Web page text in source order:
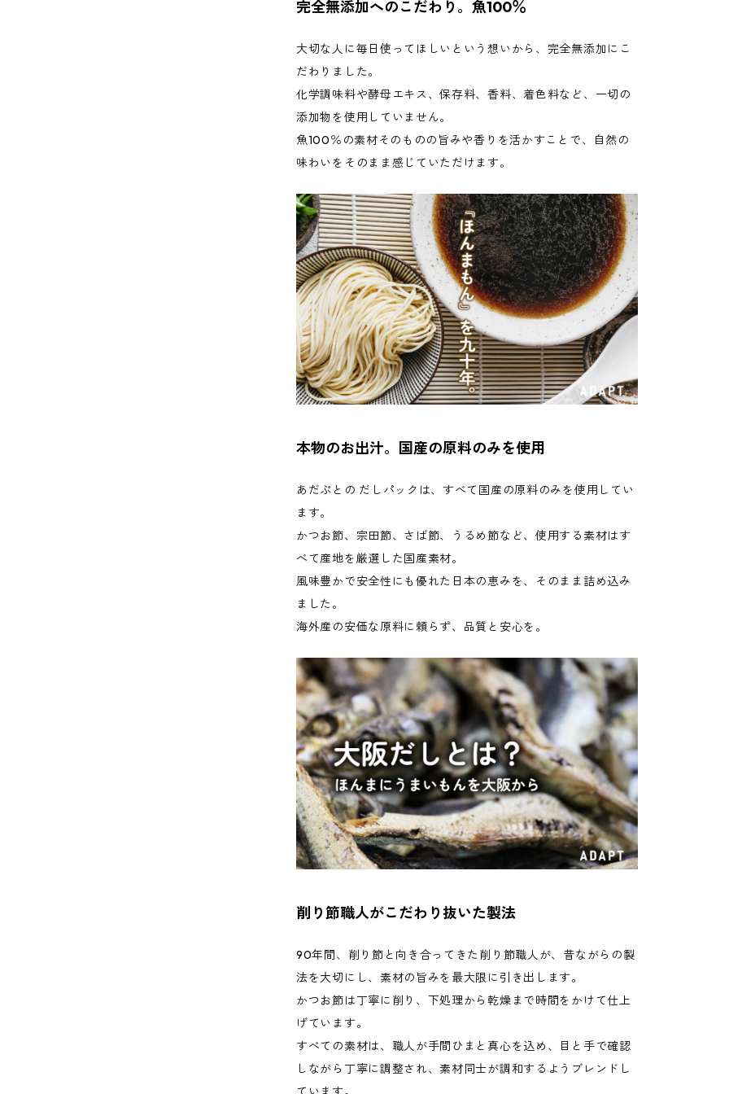
完全無添加へのこだわり。魚100％
大切な人に毎日使ってほしいという想いから、完全無添加にこ
だわりました。
化学調味料や酵母エキス、保存料、香料、着色料など、一切の
添加物を使用していません。
魚100％の素材そのものの旨みや香りを活かすことで、自然の
味わいをそのまま感じていただけます。
本物のお出汁。国産の原料のみを使用
あだぷとの だしパックは、すべて国産の原料のみを使用してい
ます。
かつお節、宗田節、さば節、うるめ節など、使用する素材はす
べて産地を厳選した国産素材。
風味豊かで安全性にも優れた日本の恵みを、そのまま詰め込み
ました。
海外産の安価な原料に頼らず、品質と安心を。
削り節職人がこだわり抜いた製法
90年間、削り節と向き合ってきた削り節職人が、昔ながらの製
法を大切にし、素材の旨みを最大限に引き出します。
かつお節は丁寧に削り、下処理から乾燥まで時間をかけて仕上
げています。
すべての素材は、職人が手間ひまと真心を込め、目と手で確認
しながら丁寧に調整され、素材同士が調和するようブレンドし